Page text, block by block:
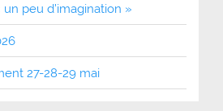
peu d’imagination »
27-28-29 mai